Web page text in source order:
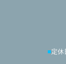
■定